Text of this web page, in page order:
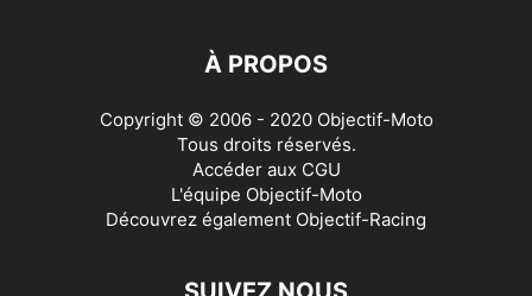
À PROPOS
Copyright © 2006 - 2020 Objectif-Moto
Tous droits réservés.
Accéder aux CGU
L'équipe Objectif-Moto
Découvrez également Objectif-Racing